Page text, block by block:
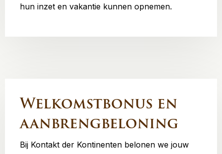
hun inzet en vakantie kunnen opnemen.
Welkomstbonus en
aanbrengbeloning
Bij Kontakt der Kontinenten belonen we jouw